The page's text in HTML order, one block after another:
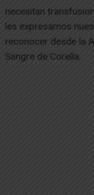
necesitan
les expresamos
reconocer desde la
Sangre de Corella.